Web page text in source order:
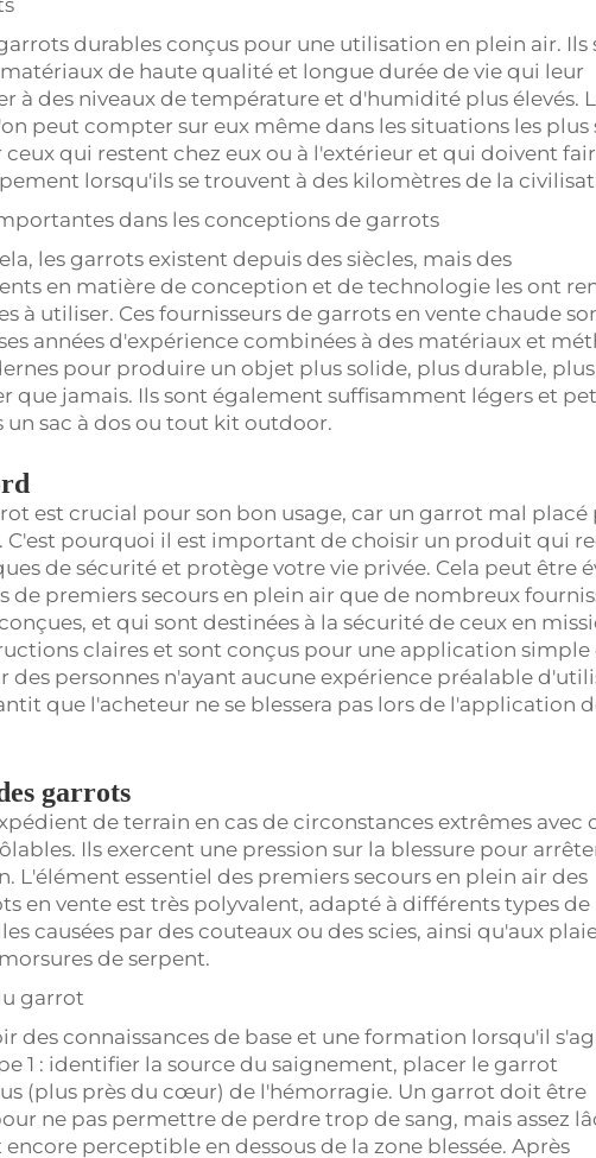
durables conçus pour une utilisation en plein air. Ils
de haute qualité et longue durée de vie qui leur
à des niveaux de température et d'humidité plus élevés.
peut compter sur eux même dans les situations les plus
qui restent chez eux ou à l'extérieur et qui doivent
lorsqu'ils se trouvent à des kilomètres de la
dans les conceptions de garrots
les garrots existent depuis des siècles, mais des
en matière de conception et de technologie les ont
à utiliser. Ces fournisseurs de garrots en vente chaude
années d'expérience combinées à des matériaux et
pour produire un objet plus solide, plus durable,
que jamais. Ils sont également suffisamment légers et
un sac à dos ou tout kit outdoor.
est crucial pour son bon usage, car un garrot mal placé
C'est pourquoi il est important de choisir un produit qui
de sécurité et protège votre vie privée. Cela peut être
de premiers secours en plein air que de nombreux
et qui sont destinées à la sécurité de ceux en
claires et sont conçus pour une application simple
des personnes n'ayant aucune expérience préalable
que l'acheteur ne se blessera pas lors de l'application
garrots
de terrain en cas de circonstances extrêmes avec
Ils exercent une pression sur la blessure pour
L'élément essentiel des premiers secours en plein air des
en vente est très polyvalent, adapté à différents types de
causées par des couteaux ou des scies, ainsi qu'aux
de serpent.
garrot
des connaissances de base et une formation lorsqu'il
1 : identifier la source du saignement, placer le garrot
(plus près du cœur) de l'hémorragie. Un garrot doit être
ne pas permettre de perdre trop de sang, mais assez
perceptible en dessous de la zone blessée. Après